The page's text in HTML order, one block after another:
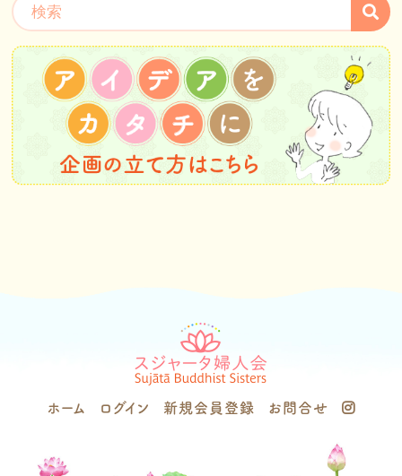
ホーム ログイン 新規会員登録 お問合せ